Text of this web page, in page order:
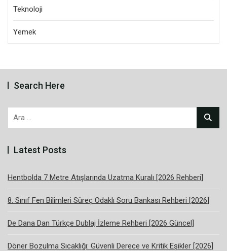
Teknoloji
Yemek
Search Here
Arama:
Latest Posts
Hentbolda 7 Metre Atışlarında Uzatma Kuralı [2026 Rehberi]
8. Sınıf Fen Bilimleri Süreç Odaklı Soru Bankası Rehberi [2026]
De Dana Dan Türkçe Dublaj İzleme Rehberi [2026 Güncel]
Döner Bozulma Sıcaklığı: Güvenli Derece ve Kritik Eşikler [2026]